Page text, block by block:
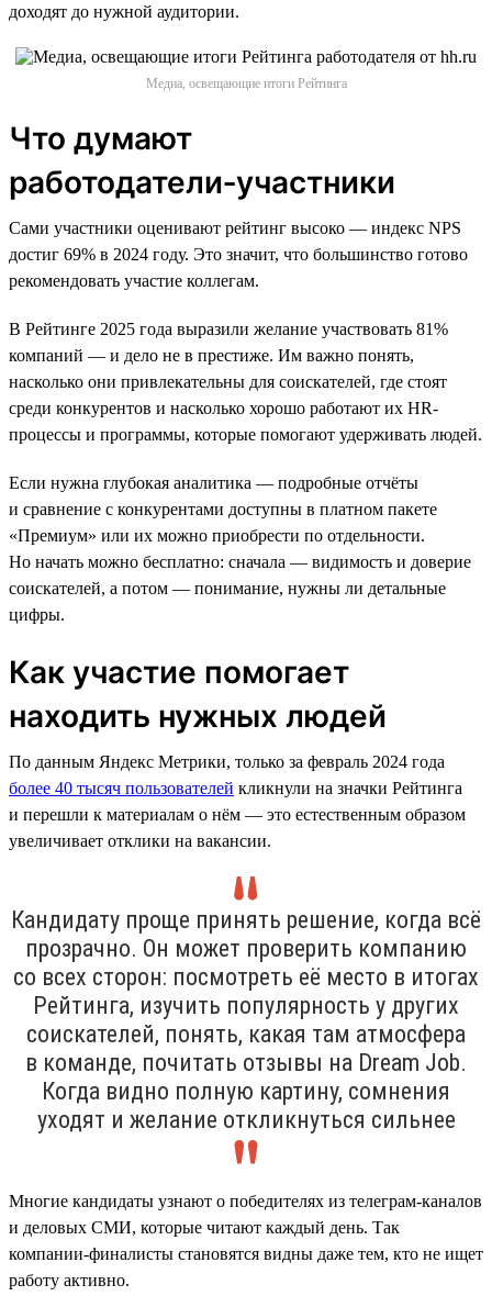
доходят до нужной аудитории.
Медиа, освещающие итоги Рейтинга
Что думают
работодатели‑участники
Сами участники оценивают рейтинг высоко — индекс NPS
достиг 69% в 2024 году. Это значит, что большинство готово
рекомендовать участие коллегам.
В Рейтинге 2025 года выразили желание участвовать 81%
компаний — и дело не в престиже. Им важно понять,
насколько они привлекательны для соискателей, где стоят
среди конкурентов и насколько хорошо работают их HR-
процессы и программы, которые помогают удерживать людей.
Если нужна глубокая аналитика — подробные отчёты
и сравнение с конкурентами доступны в платном пакете
«Премиум» или их можно приобрести по отдельности.
Но начать можно бесплатно: сначала — видимость и доверие
соискателей, а потом — понимание, нужны ли детальные
цифры.
Как участие помогает
находить нужных людей
По данным Яндекс Метрики, только за февраль 2024 года
более 40 тысяч пользователей кликнули на значки Рейтинга
и перешли к материалам о нём — это естественным образом
увеличивает отклики на вакансии.
Кандидату проще принять решение, когда всё
прозрачно. Он может проверить компанию
со всех сторон: посмотреть её место в итогах
Рейтинга, изучить популярность у других
соискателей, понять, какая там атмосфера
в команде, почитать отзывы на Dream Job.
Когда видно полную картину, сомнения
уходят и желание откликнуться сильнее
Многие кандидаты узнают о победителях из телеграм-каналов
и деловых СМИ, которые читают каждый день. Так
компании-финалисты становятся видны даже тем, кто не ищет
работу активно.